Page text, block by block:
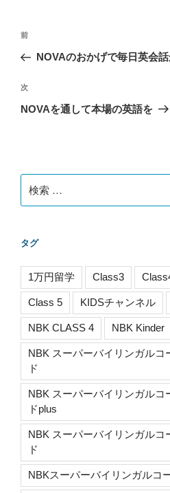
投
ナ
ビ
ゲ
ン
過
去
投
前
NOVAのおかげで毎日英会
次
の
次
NOVAを通して本場の英語を
索:
タグ
1万円留学 Class3
Class 5 KIDSチャンネル
NBK CLASS 4 NBK Kinder
NBK スーパーバイリンガルコ
ド
NBK スーパーバイリンガルコ
ドplus
NBK スーパーバイリンガルコ
ド
NBKスーパーバイリンガルコ